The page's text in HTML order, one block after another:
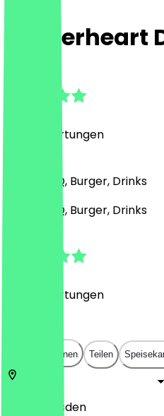
Burgerheart
Bewertungen
Grill & BBQ, Burger, Drinks
Grill & BBQ, Burger, Drinks
Bewertungen
In App öffnen Teilen
Dresden